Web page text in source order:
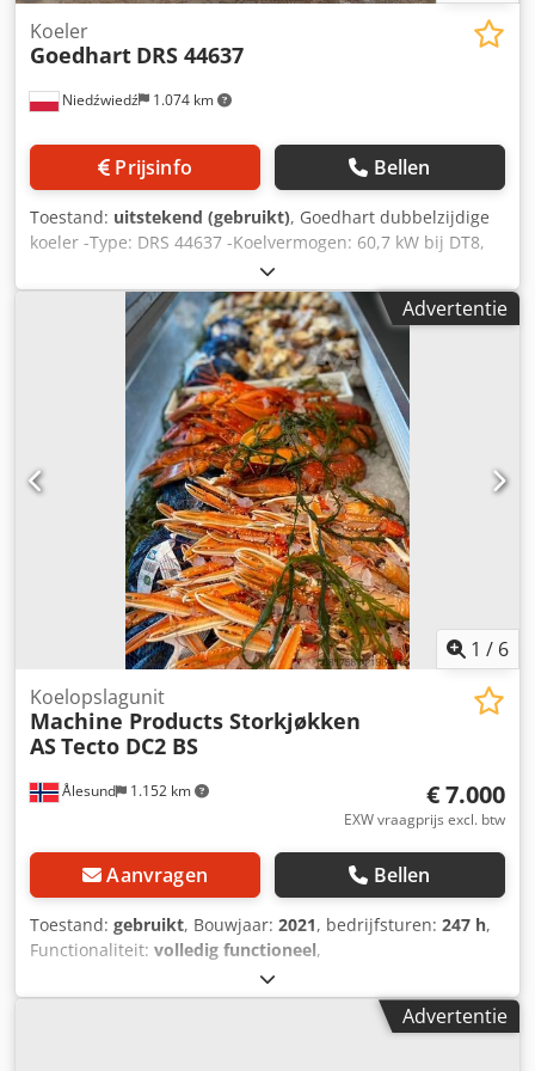
Niedźwiedź 1.074 km
Koeler
Goedhart DRS 44637
Prijsinfo Bellen
Toestand: uitstekend (gebruikt), Goedhart dubbelzijdige
koeler -Type: DRS 44637 -Koelvermogen: 60,7 kW bij DT8,
58 kW bij DT7 -Lam: 7 mm -Aantal ventilatoren: 4 x 630 mm
Cedpfjvw Np Rex Ai Neha - Afmetingen apparaat: 4500 x
1550 x 700 mm -Blok van roestvrij staal -Koelmiddel: NH3 -
Capaciteit: 72 L -Gewicht: 650 kg -Voorraadstatus: 3 stuks -
Voorraadnummer: CH 535 -Staat: gebruikt
Advertentie
1 / 6
Ålesund 1.152 km
Koelopslagunit
Machine Products Storkjøkken
ASTecto DC2 BS
€ 7.000
EXW vraagprijs excl. btw
Aanvragen Bellen
Toestand: gebruikt, Bouwjaar: 2021, bedrijfsturen: 247 h,
Functionaliteit: volledig functioneel,
Tecto DC2 BS
ingangsspanning:400 V, totale breedte:1.170 mm, totale
, temperatuur:
Advertentie